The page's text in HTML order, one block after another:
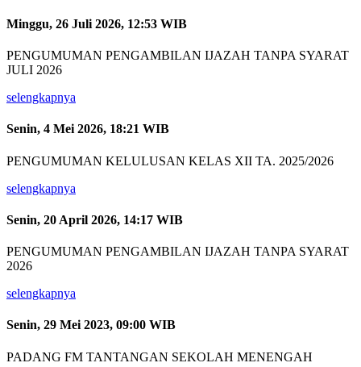
Minggu, 26 Juli 2026, 12:53 WIB
PENGUMUMAN PENGAMBILAN IJAZAH TANPA SYARAT
JULI 2026
selengkapnya
Senin, 4 Mei 2026, 18:21 WIB
PENGUMUMAN KELULUSAN KELAS XII TA. 2025/2026
selengkapnya
Senin, 20 April 2026, 14:17 WIB
PENGUMUMAN PENGAMBILAN IJAZAH TANPA SYARAT
2026
selengkapnya
Senin, 29 Mei 2023, 09:00 WIB
PADANG FM TANTANGAN SEKOLAH MENENGAH